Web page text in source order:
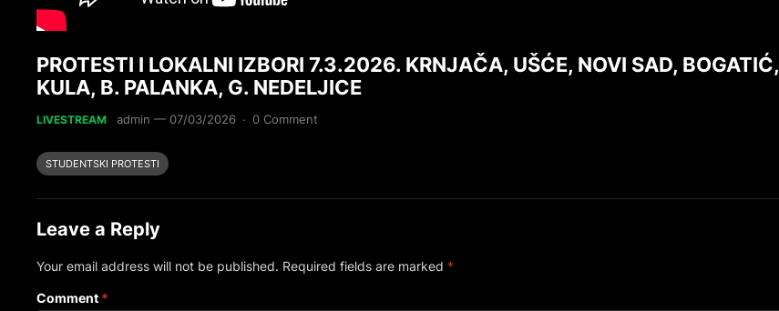
PROTESTI I LOKALNI IZBORI 7.3.2026. KRNJAČA, UŠĆE, NOVI SAD, BOGATIĆ,
KULA, B. PALANKA, G. NEDELJICE
LIVESTREAM admin —07/03/2026 · 0 Comment
STUDENTSKI PROTESTI
Leave a Reply
Your email address will not be published. Required fields are marked *
Comment *